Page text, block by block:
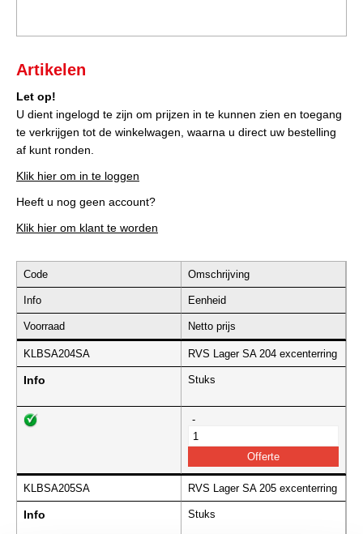
Artikelen
Let op!
U dient ingelogd te zijn om prijzen in te kunnen zien en toegang
te verkrijgen tot de winkelwagen, waarna u direct uw bestelling
af kunt ronden.
Klik hier om in te loggen
Heeft u nog geen account?
Klik hier om klant te worden
Code Omschrijving
Info Eenheid
Voorraad Netto prijs
KLBSA204SA RVS Lager SA 204 excenterring
Info Stuks
-
KLBSA205SA RVS Lager SA 205 excenterring
Info Stuks